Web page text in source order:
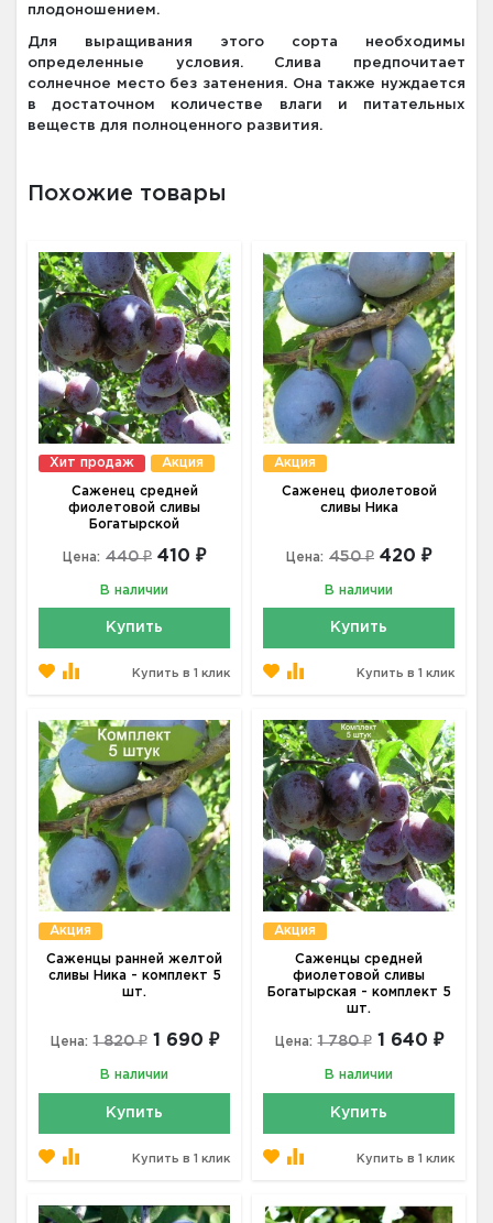
плодоношением.
Для выращивания этого сорта необходимы
определенные условия. Слива предпочитает
солнечное место без затенения. Она также нуждается
в достаточном количестве влаги и питательных
веществ для полноценного развития.
Похожие товары
Хит продаж Акция
Саженец средней
фиолетовой сливы
Богатырской
Цена: 440 ₽ 410 ₽
В наличии
Купить
Купить в 1 клик
Акция
Саженец фиолетовой
сливы Ника
Цена: 450 ₽ 420 ₽
В наличии
Купить
Купить в 1 клик
Акция
Саженцы ранней желтой
сливы Ника - комплект 5
шт.
Цена: 1 820 ₽ 1 690 ₽
В наличии
Купить
Купить в 1 клик
Акция
Саженцы средней
фиолетовой сливы
Богатырская - комплект 5
шт.
Цена: 1 780 ₽ 1 640 ₽
В наличии
Купить
Купить в 1 клик